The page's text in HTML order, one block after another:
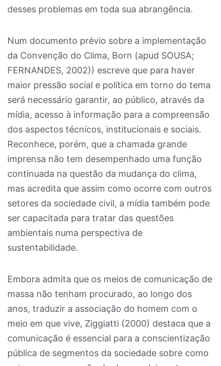
desses problemas em toda sua abrangência.
Num documento prévio sobre a implementação
da Convenção do Clima, Born (apud SOUSA;
FERNANDES, 2002)) escreve que para haver
maior pressão social e política em torno do tema
será necessário garantir, ao público, através da
mídia, acesso à informação para a compreensão
dos aspectos técnicos, institucionais e sociais.
Reconhece, porém, que a chamada grande
imprensa não tem desempenhado uma função
continuada na questão da mudança do clima,
mas acredita que assim como ocorre com outros
setores da sociedade civil, a mídia também pode
ser capacitada para tratar das questões
ambientais numa perspectiva de
sustentabilidade.
Embora admita que os meios de comunicação de
massa não tenham procurado, ao longo dos
anos, traduzir a associação do homem com o
meio em que vive, Ziggiatti (2000) destaca que a
comunicação é essencial para a conscientização
pública de segmentos da sociedade sobre como